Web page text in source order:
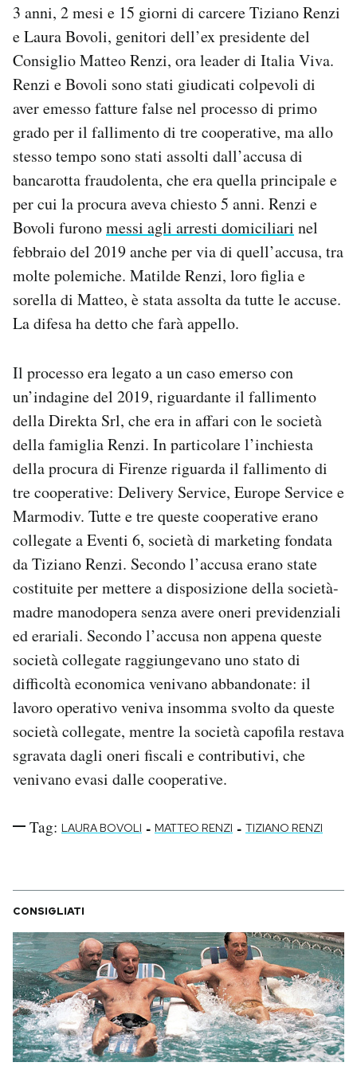
CALENDARIO
AREA PERSONALE
Area Personale
Newsletter
Regala il Post
Hai bisogno di aiuto?
Esci
3 anni, 2 mesi e 15 giorni di carcere Tiziano Renzi
e Laura Bovoli, genitori dell’ex presidente del
Consiglio Matteo Renzi, ora leader di Italia Viva.
Renzi e Bovoli sono stati giudicati colpevoli di
aver emesso fatture false nel processo di primo
grado per il fallimento di tre cooperative, ma allo
stesso tempo sono stati assolti dall’accusa di
bancarotta fraudolenta, che era quella principale e
per cui la procura aveva chiesto 5 anni. Renzi e
Bovoli furonomessi agli arresti domiciliari nel
febbraio del 2019 anche per via di quell’accusa, tra
molte polemiche. Matilde Renzi, loro figlia e
sorella di Matteo, è stata assolta da tutte le accuse.
La difesa ha detto che farà appello.
Il processo era legato a un caso emerso con
un’indagine del 2019, riguardante il fallimento
della Direkta Srl, che era in affari con le società
della famiglia Renzi. In particolare l’inchiesta
della procura di Firenze riguarda il fallimento di
tre cooperative: Delivery Service, Europe Service e
Marmodiv. Tutte e tre queste cooperative erano
collegate a Eventi 6, società di marketing fondata
da Tiziano Renzi. Secondo l’accusa erano state
costituite per mettere a disposizione della società-
madre manodopera senza avere oneri previdenziali
ed erariali. Secondo l’accusa non appena queste
società collegate raggiungevano uno stato di
difficoltà economica venivano abbandonate: il
lavoro operativo veniva insomma svolto da queste
società collegate, mentre la società capofila restava
sgravata dagli oneri fiscali e contributivi, che
venivano evasi dalle cooperative.
Tag: LAURA BOVOLI - MATTEO RENZI - TIZIANO RENZI
CONSIGLIATI